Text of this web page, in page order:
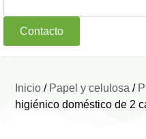
Contacto
Inicio / Papel y celulosa /
higiénico doméstico de 2